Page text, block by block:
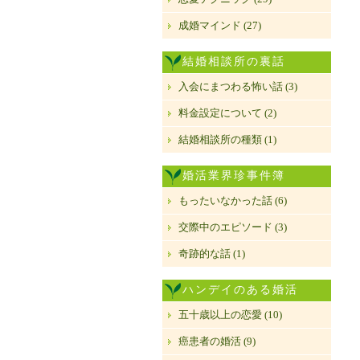
成婚マインド (27)
結婚相談所の裏話
入会にまつわる怖い話 (3)
料金設定について (2)
結婚相談所の種類 (1)
婚活業界珍事件簿
もったいなかった話 (6)
交際中のエピソード (3)
奇跡的な話 (1)
ハンデイのある婚活
五十歳以上の恋愛 (10)
癌患者の婚活 (9)